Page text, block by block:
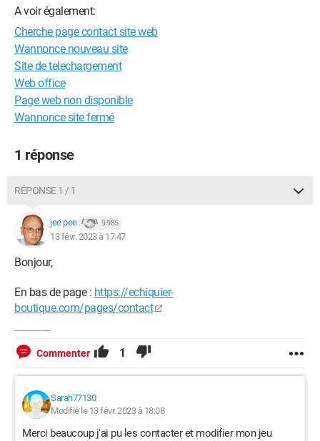
A voir également:
Cherche page contact site web
Wannonce nouveau site
Site de telechargement
Web office
Page web non disponible
Wannonce site fermé
1 réponse
RÉPONSE 1 / 1
jee pee 9 985
13 févr. 2023 à 17:47
Bonjour,
En bas de page : https://echiquier-
boutique.com/pages/contact
Commenter 1
Sarah77130
Modifié le 13 févr. 2023 à 18:08
Merci beaucoup j'ai pu les contacter et modifier mon jeu